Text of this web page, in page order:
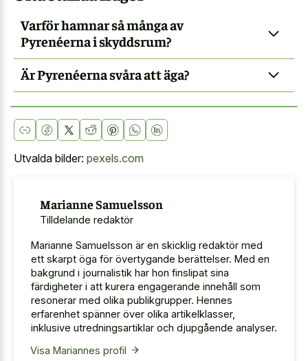
Varför hamnar så många av
Pyrenéerna i skyddsrum?
Är Pyrenéerna svåra att äga?
Utvalda bilder: pexels.com
Marianne Samuelsson
Tilldelande redaktör
Marianne Samuelsson är en skicklig redaktör med
ett skarpt öga för övertygande berättelser. Med en
bakgrund i journalistik har hon finslipat sina
färdigheter i att kurera engagerande innehåll som
resonerar med olika publikgrupper. Hennes
erfarenhet spänner över olika artikelklasser,
inklusive utredningsartiklar och djupgående analyser.
Visa Mariannes profil